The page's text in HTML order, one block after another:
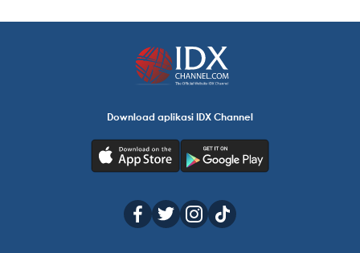
Download aplikasi IDX Channel